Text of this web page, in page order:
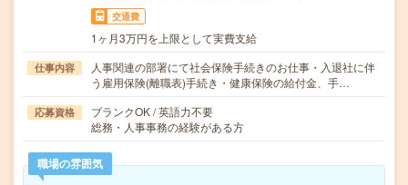
交通費
1ヶ月3万円を上限として実費支給
仕事内容
人事関連の部署にて社会保険手続きのお仕事・入退社に伴
う雇用保険(離職表)手続き・健康保険の給付金、手…
応募資格
ブランクOK / 英語力不要
総務・人事事務の経験がある方
職場の雰囲気